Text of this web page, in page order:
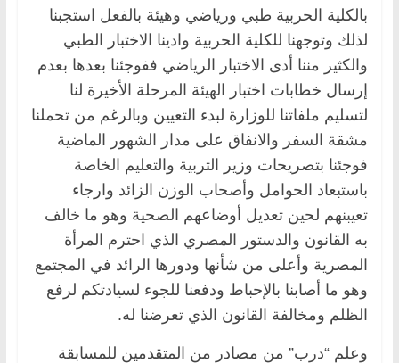
بالكلية الحربية طبي ورياضي وهيئة بالفعل استجبنا
لذلك وتوجهنا للكلية الحربية وادينا الاختبار الطبي
والكثير مننا أدى الاختبار الرياضي ففوجئنا بعدها بعدم
إرسال خطابات اختبار الهيئة المرحلة الأخيرة لنا
لتسليم ملفاتنا للوزارة لبدء التعيين وبالرغم من تحملنا
مشقة السفر والانفاق على مدار الشهور الماضية
فوجئنا بتصريحات وزير التربية والتعليم الخاصة
باستبعاد الحوامل وأصحاب الوزن الزائد وارجاء
تعيبنهم لحين تعديل أوضاعهم الصحية وهو ما خالف
به القانون والدستور المصري الذي احترم المرأة
المصرية وأعلى من شأنها ودورها الرائد في المجتمع
وهو ما أصابنا بالإحباط ودفعنا للجوء لسيادتكم لرفع
الظلم ومخالفة القانون الذي تعرضنا له.
وعلم “درب” من مصادر من المتقدمين للمسابقة